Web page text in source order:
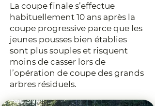
La coupe finale s’effectue
habituellement 10 ans après la
coupe progressive parce que les
jeunes pousses bien établies
sont plus souples et risquent
moins de casser lors de
l’opération de coupe des grands
arbres résiduels.